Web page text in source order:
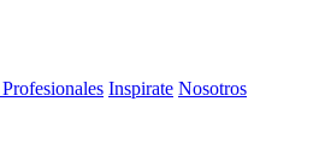
Profesionales Inspirate Nosotros